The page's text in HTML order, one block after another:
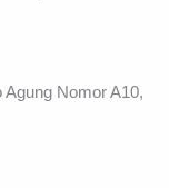
Nomor A10,